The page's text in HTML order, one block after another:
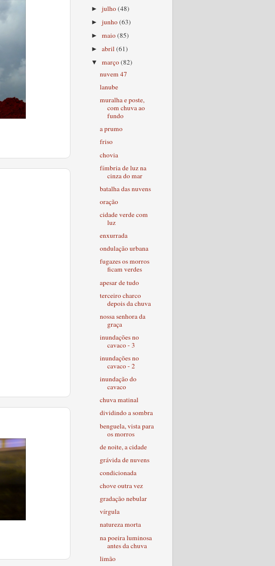
►julho(48)
►junho(63)
►maio(85)
►abril(61)
▼março(82)
nuvem 47
lanube
muralha e poste,
com chuva ao
fundo
a prumo
friso
chovia
fímbria de luz na
cinza do mar
batalha das nuvens
oração
cidade verde com
luz
enxurrada
ondulação urbana
fugazes os morros
ficam verdes
apesar de tudo
terceiro charco
depois da chuva
nossa senhora da
graça
inundações no
cavaco - 3
inundações no
cavaco - 2
inundação do
cavaco
chuva matinal
dividindo a sombra
benguela, vista para
os morros
de noite, a cidade
grávida de nuvens
condicionada
chove outra vez
gradação nebular
vírgula
natureza morta
na poeira luminosa
antes da chuva
limão